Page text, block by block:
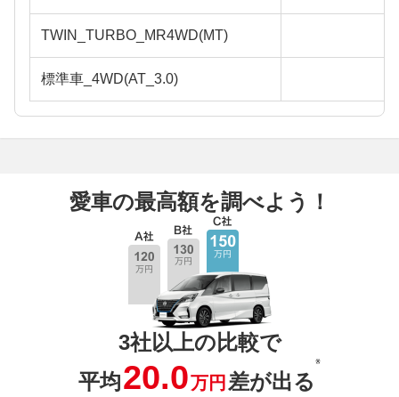
TWIN_TURBO_MR4WD(MT)
標準車_4WD(AT_3.0)
愛車の最高額を調べよう！
3社以上の比較で
平均20.0万円 差が出る
※